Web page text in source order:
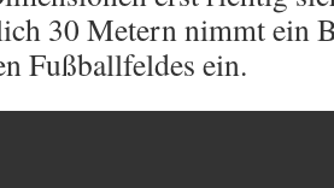
30 Metern nimmt ein
Fußballfeldes ein.